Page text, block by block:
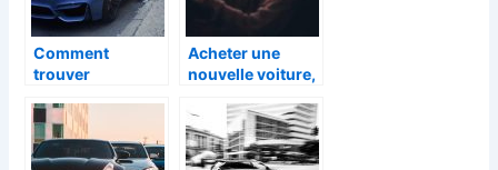
Comment
trouver
offres auto
intéressantes?
Acheter une
nouvelle voiture,
tendances du
moment